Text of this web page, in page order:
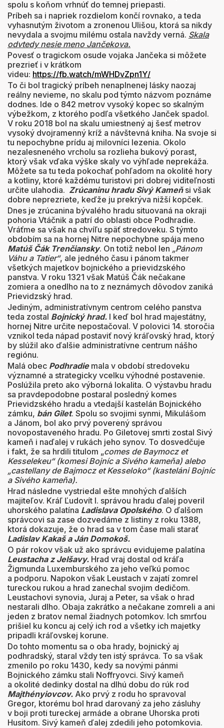
spolu s koňom vrhnúť do temnej priepasti.
Príbeh sa i napriek rozdielom končí rovnako, a teda
vyhasnutým životom a zronenou Ulišou, ktorá sa nikdy
nevydala a svojmu milému ostala navždy verná. Skala
odvtedy nesie meno Jančekova.
Povesť o tragickom osude vojaka Jančeka si môžete
prezrieť i v krátkom
videu: https://fb.watch/mWHDvZpn1Y/
To či bol tragický príbeh nenaplnenej lásky naozaj
reálny nevieme, no skalu pod týmto názvom poznáme
dodnes. Ide o 842 metrov vysoký kopec so skalným
výbežkom, z ktorého podľa všetkého Janček spadol.
V roku 2018 bol na skalu umiestnený aj šesť metrov
vysoký dvojramenný kríž a návštevná kniha. Na svoje si
tu nepochybne prídu aj milovníci lezenia. Okolo
nezalesneného vrcholu sa rozlieha bukový porast,
ktorý však vďaka výške skaly vo výhľade neprekáža.
Môžete sa tu teda pokochať pohľadom na okolité hory
a kotliny, ktoré každému turistovi pri dobrej viditeľnosti
určite ulahodia. Zrúcaninu hradu Sivý Kameňsi však
dobre neprezriete, keďže ju prekrýva nižší kopček.
Dnes je zrúcanina bývalého hradu situovaná na okraji
pohoria Vtáčnik a patrí do oblasti obce Podhradie.
Vráťme sa však na chvíľu späť stredoveku. S týmto
obdobím sa na hornej Nitre nepochybne spája meno
Matúš Čák Trenčiansky. On totiž nebol len „Pánom
Váhu a Tatier“, ale jedného času i pánom takmer
všetkých majetkov bojnického a prievidzského
panstva. V roku 1321 však Matúš Čák nečakane
zomiera a onedlho na to z neznámych dôvodov zaniká
Prievidzský hrad.
Jediným, administratívnym centrom celého panstva
teda zostal Bojnický hrad. I keď bol hrad majestátny,
hornej Nitre určite nepostačoval. V polovici 14. storočia
vznikol teda nápad postaviť nový kráľovský hrad, ktorý
by slúžil ako ďalšie administratívne centrum nášho
regiónu.
Malá obec Podhradie mala v období stredoveku
významné a strategicky vcelku výhodné postavenie.
Poslúžila preto ako výborná lokalita. O výstavbu hradu
sa pravdepodobne postaral posledný komes
Prievidzského hradu a vtedajší kastelán Bojnického
zámku, bán Gilet. Spolu so svojimi synmi, Mikulášom
a Jánom, bol ako prvý poverený správou
novopostaveného hradu. Po Giletovej smrti zostal Sivý
kameň i naďalej v rukách jeho synov. To dosvedčuje
i fakt, že sa hrdili titulom „comes de Baymocz et
Kesselekeu“ (komesi Bojníc a Sivého kameňa) alebo
„castellany de Bajmocz et Kesseloko“ (kasteláni Bojníc
a Sivého kameňa).
Hrad následne vystriedal ešte mnohých ďalších
majiteľov. Kráľ Ľudovít I. správou hradu ďalej poveril
uhorského palatína Ladislava Opolského. O ďalšom
správcovi sa zase dozvedáme z listiny z roku 1388,
ktorá dokazuje, že o hrad sa v tom čase mali starať
Ladislav Kakaš a Ján Domokoš.
O pár rokov však už ako správcu evidujeme palatína
Leustacha z Jelšavy. Hrad vraj dostal od kráľa
Žigmunda Luxemburského za jeho veľkú pomoc
a podporu. Napokon však Leustach v zajatí zomrel
tureckou rukou a hrad zanechal svojim dedičom.
Leustachovi synovia, Juraj a Peter, sa však o hrad
nestarali dlho. Obaja zakrátko a nečakane zomreli a ani
jeden z bratov nemal žiadnych potomkov. Ich smrťou
prišiel ku koncu aj celý ich rod a všetky ich majetky
pripadli kráľovskej korune.
Do tohto momentu sa o oba hrady, bojnický aj
podhradský, staral vždy ten istý správca. To sa však
zmenilo po roku 1430, kedy sa novými pánmi
Bojnického zámku stali Noffryovci. Sivý kameň
a okolité dedinky dostal na dlhú dobu do rúk rod
Majthényiovcov. Ako prvý z rodu ho spravoval
Gregor, ktorému bol hrad darovaný za jeho zásluhy
v boji proti tureckej armáde a obrane Uhorska proti
Husitom. Sivý kameň ďalej zdedili jeho potomkovia.